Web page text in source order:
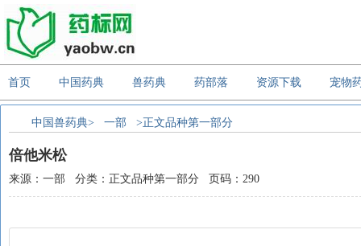
首页 中国药典 兽药典 药部落 资源下载 宠物
中国兽药典> 一部 >正文品种第一部分
倍他米松
来源：一部 分类：正文品种第一部分 页码：290